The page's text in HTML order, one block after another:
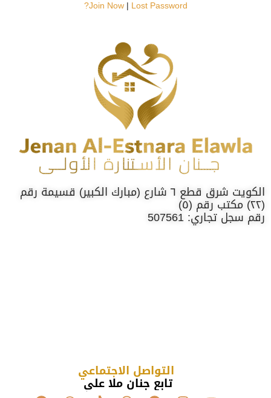
Join Now| Lost Password?
الكويت شرق قطع ٦ شارع (مبارك الكبير) قسيمة رقم
(٢٢) مكتب رقم (٥)
رقم سجل تجاري: 507561
التواصل الاجتماعي
تابع جنان ملا علي